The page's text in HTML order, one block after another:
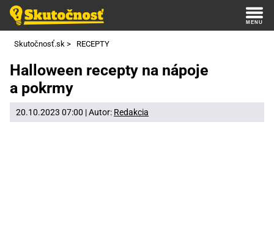
Skutočnosť.sk > RECEPTY
Halloween recepty na nápoje
a pokrmy
20.10.2023 07:00 | Autor: Redakcia